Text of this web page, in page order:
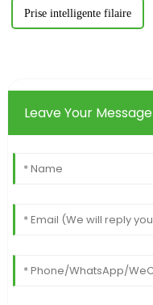
Prise intelligente filaire
Leave Your Message